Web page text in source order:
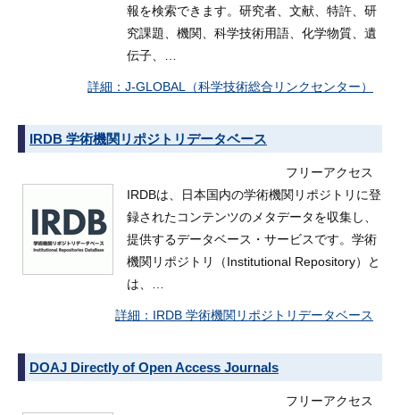
報を検索できます。研究者、文献、特許、研
究課題、機関、科学技術用語、化学物質、遺
伝子、…
J-GLOBAL（科学技術総合リンクセンター）
IRDB 学術機関リポジトリデータベース
フリーアクセス
IRDBは、日本国内の学術機関リポジトリに登
録されたコンテンツのメタデータを収集し、
提供するデータベース・サービスです。学術
機関リポジトリ（Institutional Repository）と
は、…
IRDB 学術機関リポジトリデータベース
DOAJ Directly of Open Access Journals
フリーアクセス